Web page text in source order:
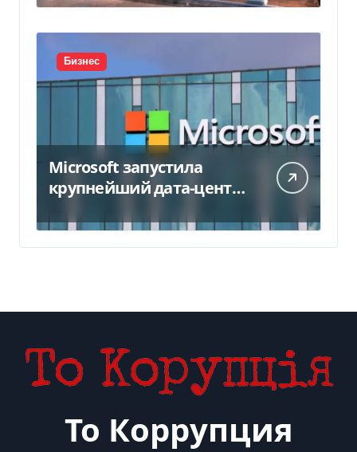
Бизнес
Microsoft запустила
крупнейший дата-центр
миллиарда
То Коррупция